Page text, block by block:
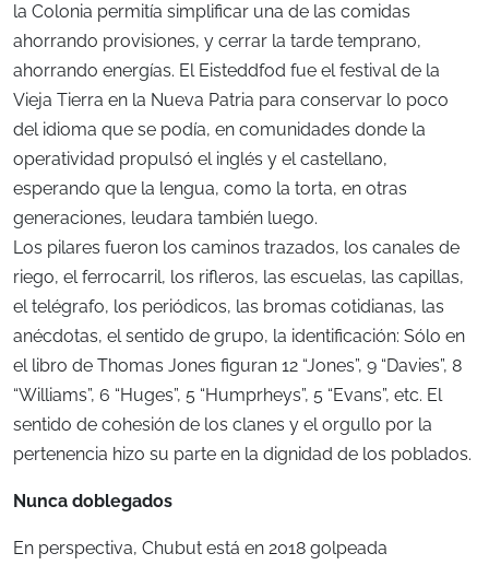
la Colonia permitía simplificar una de las comidas
ahorrando provisiones, y cerrar la tarde temprano,
ahorrando energías. El Eisteddfod fue el festival de la
Vieja Tierra en la Nueva Patria para conservar lo poco
del idioma que se podía, en comunidades donde la
operatividad propulsó el inglés y el castellano,
esperando que la lengua, como la torta, en otras
generaciones, leudara también luego.
Los pilares fueron los caminos trazados, los canales de
riego, el ferrocarril, los rifleros, las escuelas, las capillas,
el telégrafo, los periódicos, las bromas cotidianas, las
anécdotas, el sentido de grupo, la identificación: Sólo en
el libro de Thomas Jones figuran 12 “Jones”, 9 “Davies”, 8
“Williams”, 6 “Huges”, 5 “Humprheys”, 5 “Evans”, etc. El
sentido de cohesión de los clanes y el orgullo por la
pertenencia hizo su parte en la dignidad de los poblados.
Nunca doblegados
En perspectiva, Chubut está en 2018 golpeada